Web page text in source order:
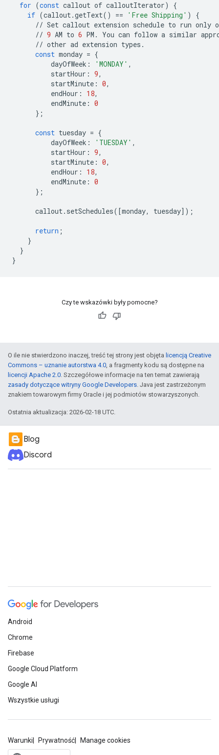
for (const callout of calloutIterator)
{
if (callout.getText() == 'Free Shipping' )
{
// Set callout extension schedule to run only
// 9 AM to 6 PM . You can follow a similar
// other ad extension types .
const monday = {
dayOfWeek : 'MONDAY' ,
startHour : 9,
startMinute : 0,
endHour : 18,
endMinute : 0
};
const tuesday = {
dayOfWeek : 'TUESDAY' ,
startHour : 9,
startMinute : 0,
endHour : 18,
endMinute : 0
};
callout. setSchedules([monday, tuesday]);
return ;
}
}
}
Czy te wskazówki były pomocne?
O ile nie stwierdzono inaczej, treść tej strony jest objęta licencją Creative
Commons – uznanie autorstwa 4.0, a fragmenty kodu są dostępne na
licencji Apache 2.0. Szczegółowe informacje na ten temat zawierają
zasady dotyczące witryny Google Developers. Java jest zastrzeżonym
znakiem towarowym firmy Oracle i jej podmiotów stowarzyszonych.
Ostatnia aktualizacja: 2026-02-18 UTC.
Blog
Discord
Android
Chrome
Firebase
Google Cloud Platform
Google AI
Wszystkie usługi
Warunki Prywatność Manage cookies